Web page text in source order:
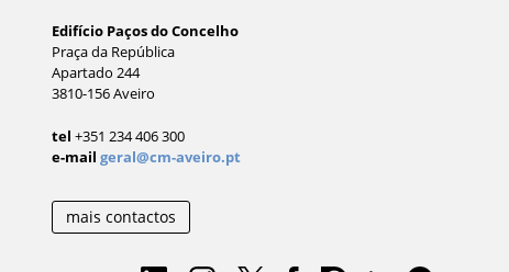
Edifício Paços do Concelho
Praça da República
Apartado 244
3810-156 Aveiro
tel +351 234 406 300
e-mail geral@cm-aveiro.pt
mais contactos